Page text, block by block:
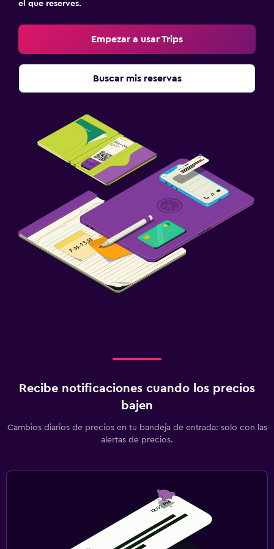
Horno
Nevera
Ideal para familias
Cuna/cama nido disponibles
Piscina (para niños)
Equipo infantil para zona de juegos al aire libre
Servicios de cuidado de niños (con cargos)
Parque infantil
Limpieza diaria
Botiquín de primeros auxilios
el que reserves.
Empezar a usar Trips
Buscar mis reservas
Recibe notificaciones cuando los precios
bajen
Cambios diarios de precios en tu bandeja de entrada: solo con las
alertas de precios.